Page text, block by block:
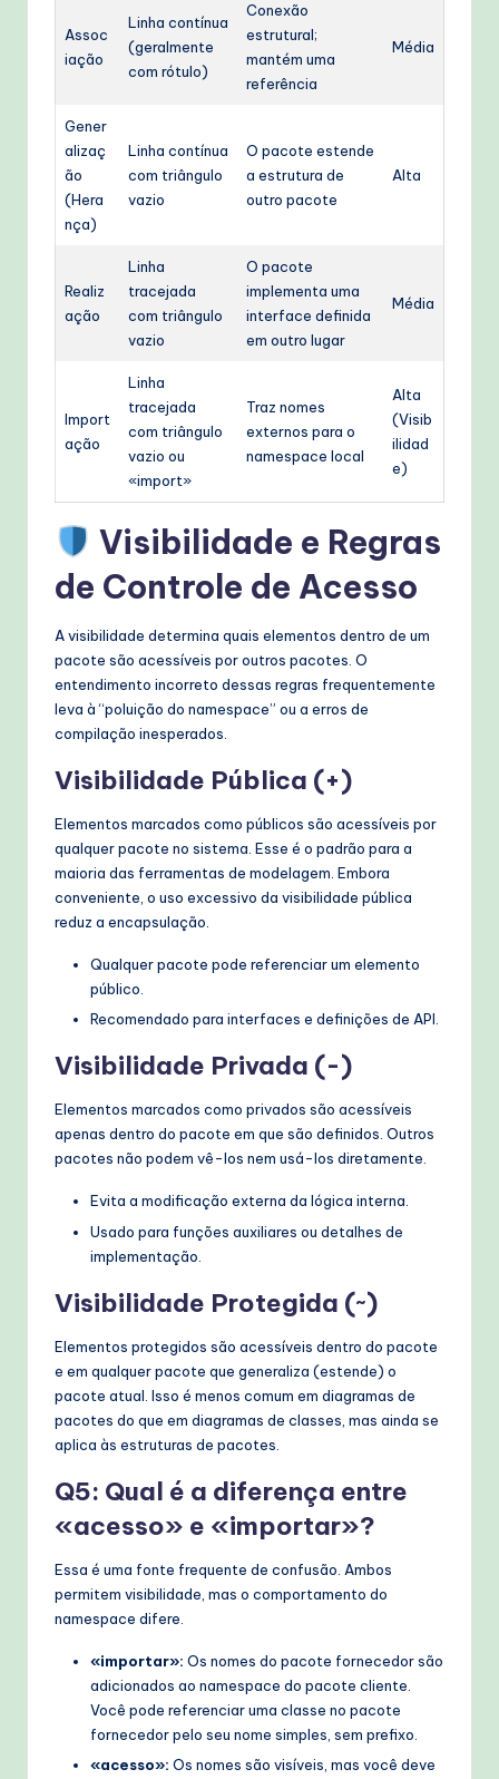
Assoc
iação
Linha contínua
(geralmente
com rótulo)
Conexão
estrutural;
mantém uma
referência
Média
Gener
alizaç
ão
(Hera
nça)
Linha contínua
com triângulo
vazio
O pacote estende
a estrutura de
outro pacote
Alta
Realiz
ação
Linha
tracejada
com triângulo
vazio
O pacote
implementa uma
interface definida
em outro lugar
Média
Import
ação
Linha
tracejada
com triângulo
vazio ou
«import»
Traz nomes
externos para o
namespace local
Alta
(Visib
ilidad
e)
Visibilidade e Regras
de Controle de Acesso
A visibilidade determina quais elementos dentro de um
pacote são acessíveis por outros pacotes. O
entendimento incorreto dessas regras frequentemente
leva à “poluição do namespace” ou a erros de
compilação inesperados.
Visibilidade Pública (+)
Elementos marcados como públicos são acessíveis por
qualquer pacote no sistema. Esse é o padrão para a
maioria das ferramentas de modelagem. Embora
conveniente, o uso excessivo da visibilidade pública
reduz a encapsulação.
Qualquer pacote pode referenciar um elemento
público.
Recomendado para interfaces e definições de API.
Visibilidade Privada (-)
Elementos marcados como privados são acessíveis
apenas dentro do pacote em que são definidos. Outros
pacotes não podem vê-los nem usá-los diretamente.
Evita a modificação externa da lógica interna.
Usado para funções auxiliares ou detalhes de
implementação.
Visibilidade Protegida (~)
Elementos protegidos são acessíveis dentro do pacote
e em qualquer pacote que generaliza (estende) o
pacote atual. Isso é menos comum em diagramas de
pacotes do que em diagramas de classes, mas ainda se
aplica às estruturas de pacotes.
Q5: Qual é a diferença entre
«acesso» e «importar»?
Essa é uma fonte frequente de confusão. Ambos
permitem visibilidade, mas o comportamento do
namespace difere.
«importar»: Os nomes do pacote fornecedor são
adicionados ao namespace do pacote cliente.
Você pode referenciar uma classe no pacote
fornecedor pelo seu nome simples, sem prefixo.
«acesso»: Os nomes são visíveis, mas você deve